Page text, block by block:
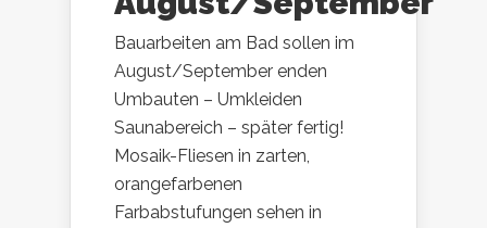
Bauarbeiten am Bad sollen im
August/September enden
Umbauten – Umkleiden
Saunabereich – später fertig!
Mosaik-Fliesen in zarten,
orangefarbenen
Farbabstufungen sehen in